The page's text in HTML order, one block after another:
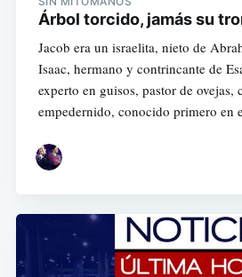
Árbol torcido, jamás su
Jacob era un israelita, nieto de
Isaac, hermano y contrincante de
experto en guisos, pastor de ovejas,
empedernido, conocido primero en